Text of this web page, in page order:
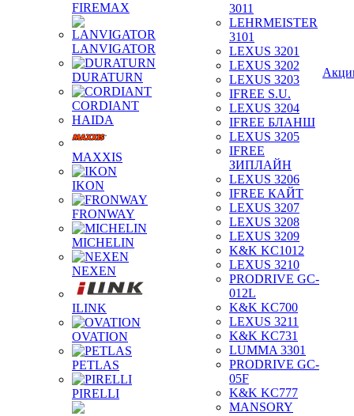
FIREMAX
LANVIGATOR
DURATURN
CORDIANT
HAIDA
MAXXIS
IKON
FRONWAY
MICHELIN
NEXEN
ILINK
OVATION
PETLAS
PIRELLI
3011
LEHRMEISTER
3101
LEXUS 3201
LEXUS 3202
LEXUS 3203
IFREE S.U.
LEXUS 3204
IFREE БЛАНШ
LEXUS 3205
IFREE
ЗИПЛАЙН
LEXUS 3206
IFREE КАЙТ
LEXUS 3207
LEXUS 3208
LEXUS 3209
K&K KC1012
LEXUS 3210
PRODRIVE GC-
012L
K&K KC700
LEXUS 3211
K&K KC731
LUMMA 3301
PRODRIVE GC-
05F
K&K KC777
MANSORY